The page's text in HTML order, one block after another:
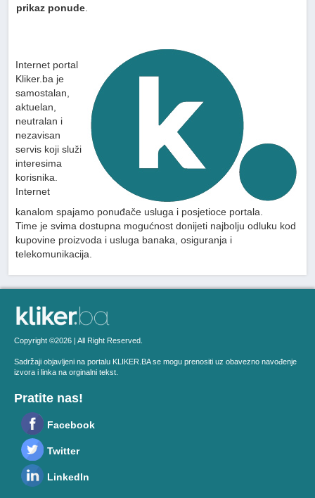
prikaz ponude
Internet portal
Kliker.ba je
samostalan,
aktuelan,
neutralan i
nezavisan
servis koji služi
interesima
korisnika.
Internet
kanalom spajamo ponuđače usluga i posjetioce portala.
Time je svima dostupna mogućnost donijeti najbolju odluku kod
kupovine proizvoda i usluga banaka, osiguranja i
telekomunikacija.
Copyright ©2026 | All Right Reserved.
Sadržaji objavljeni na portalu KLIKER.BA se mogu prenositi uz obavezno navođenje
izvora i linka na orginalni tekst.
Pratite nas!
Facebook
Twitter
LinkedIn